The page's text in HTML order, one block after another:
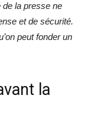
la presse ne
et de sécurité.
peut fonder un
la